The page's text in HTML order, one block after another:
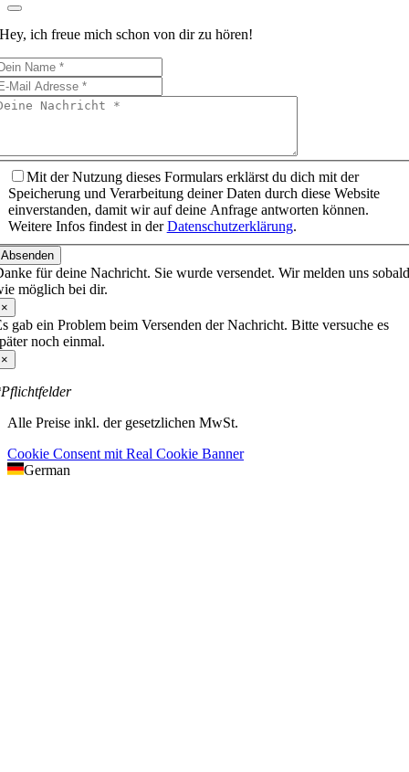
Hey, ich freue mich schon von dir zu hören!
Mit der Nutzung dieses Formulars erklärst du dich mit der
Speicherung und Verarbeitung deiner Daten durch diese Website
einverstanden, damit wir auf deine Anfrage antworten können.
Weitere Infos findest in derDatenschutzerklärung.
Absenden
für deine Nachricht. Sie wurde versendet. Wir melden uns sobald
möglich bei dir.
×
gab ein Problem beim Versenden der Nachricht. Bitte versuche es
noch einmal.
×
Alle Preise inkl. der gesetzlichen MwSt.
Cookie Consent mit Real Cookie Banner
German